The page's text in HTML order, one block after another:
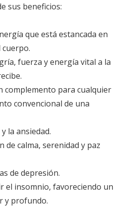
sus beneficios:
que está estancada en
fuerza y energía vital a la
complemento para cualquier
convencional de una
la ansiedad.
de calma, serenidad y paz
de depresión.
el insomnio, favoreciendo un
y profundo.